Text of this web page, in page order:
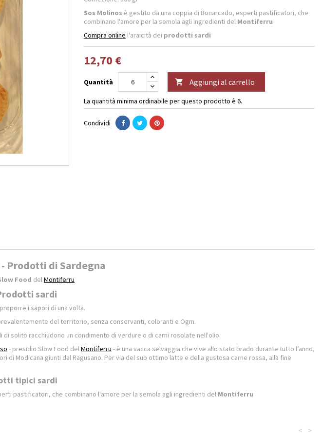
Sos Molinos è gestito da una coppia di Bonarcado, esperti pastificatori, che
combinano l'amore per la semola agli ingredienti del Montiferru
Compra online l'araicità dei prodotti sardi
12,70 €
Quantità  Aggiungi al carrello
La quantità minima ordinabile per questo prodotto è 6.
Condividi
- Prodotti di Sardegna
Food delMontiferru
sardi
i sapori di una volta.
del territorio, senza conservanti, coloranti e Ogm.
solito racchiudono un condimento di verdure o di carni rosolate nell'olio.
- presidio Slow Food delMontiferru - è una vacca selvaggia che vive allo stato brado durante tutto l’anno,
di Modicana giunti dal Ragusano. Per via del suo ottimo latte e della gustosa carne rossa, alla fine
tipici sardi
pastificatori, che combinano l'amore per la semola agli ingredienti del Montiferru
>
<